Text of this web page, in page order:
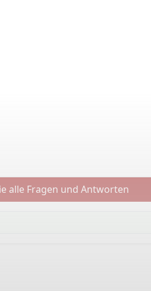
alle Fragen und Antworten